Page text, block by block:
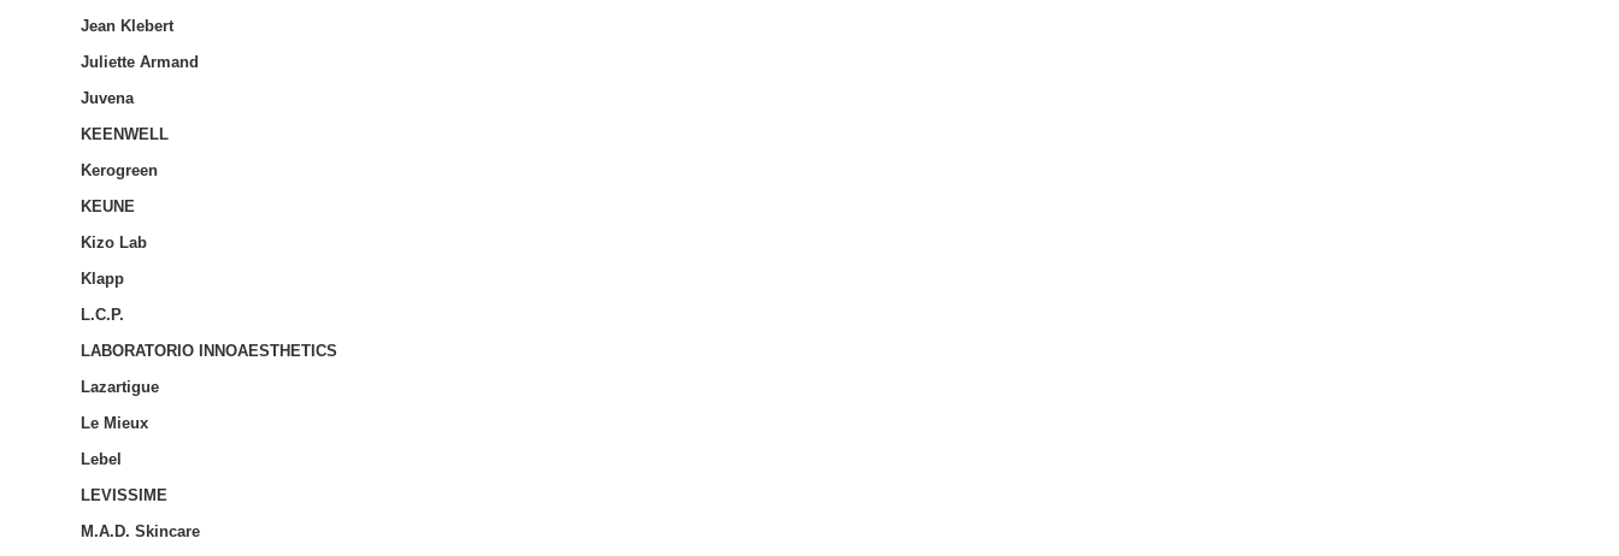
Jean Klebert
Juliette Armand
Juvena
KEENWELL
Kerogreen
KEUNE
Kizo Lab
Klapp
L.C.P.
LABORATORIO INNOAESTHETICS
Lazartigue
Le Mieux
Lebel
LEVISSIME
M.A.D. Skincare